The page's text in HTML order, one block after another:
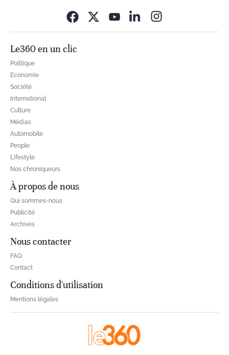
Le360 en un clic
Politique
Economie
Société
International
Culture
Médias
Automobile
People
Lifestyle
Nos chroniqueurs
À propos de nous
Qui sommes-nous
Publicité
Archives
Nous contacter
FAQ
Contact
Conditions d'utilisation
Mentions légales